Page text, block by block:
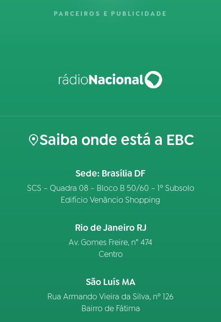
PARCEIROS E PUBLICIDADE
Saiba onde está a EBC
Sede: Brasília DF
SCS – Quadra 08 – Bloco B 50/60 – 1º Subsolo
Edifício Venâncio Shopping
Rio de Janeiro RJ
Av. Gomes Freire, n° 474
Centro
São Luís MA
Rua Armando Vieira da Silva, nº 126
Bairro de Fátima